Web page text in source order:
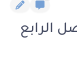
الرابع